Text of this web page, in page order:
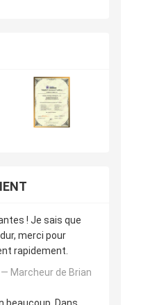
! Je sais que
merci pour
rapidement.
Marcheur de Brian